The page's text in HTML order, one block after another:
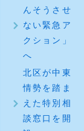
んそうさせ
ない緊急ア
クション」
へ
北区が中東
情勢を踏ま
えた特別相
談窓口を開